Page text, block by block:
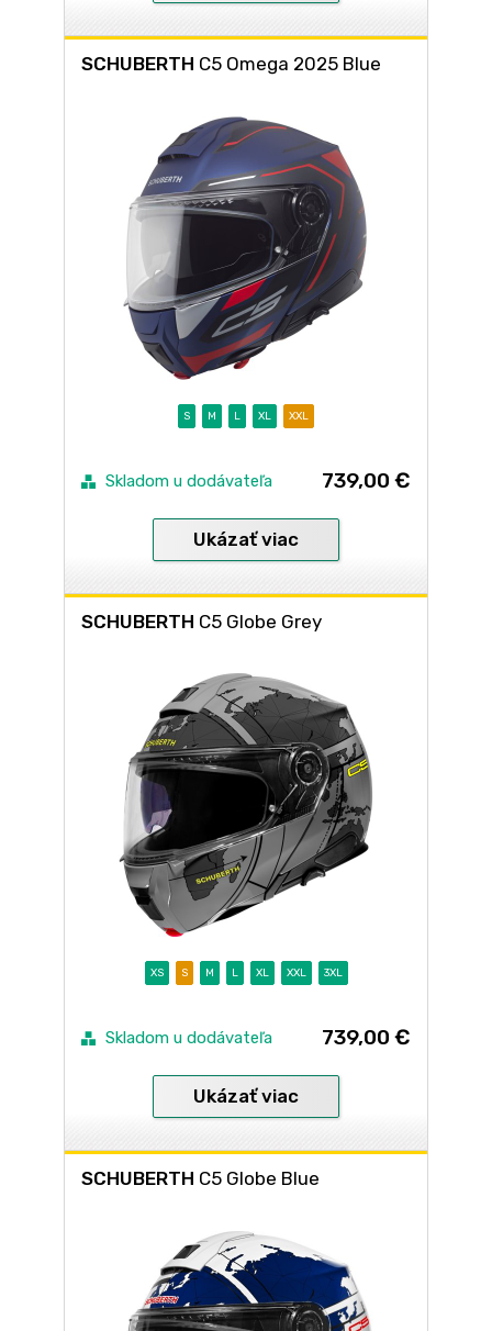
SCHUBERTH C5 Omega 2025 Blue
S M L XL XXL
Skladom u dodávateľa 739,00 €
Ukázať viac
SCHUBERTH C5 Globe Grey
XS S M L XL XXL 3XL
Skladom u dodávateľa 739,00 €
Ukázať viac
SCHUBERTH C5 Globe Blue